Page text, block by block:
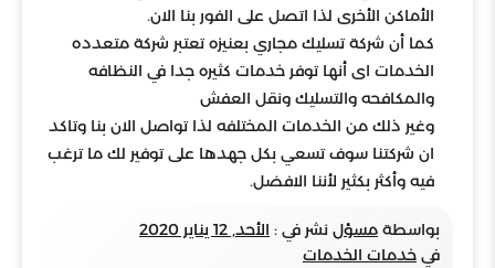
الأماكن الأخرى لذا اتصل على الفور بنا الان.
كما أن شركة تسليك مجاري بعنيزه تعتبر شركة متعدده
الخدمات اى أنها توفر خدمات كثيره جدا في النظافه
والمكافحه والتسليك ونقل العفش
وغير ذلك من الخدمات المختلفه لذا تواصل الان بنا وتاكد
ان شركتنا سوف تسعي بكل جهدها على توفير لك ما ترغب
فيه وأكثر بكثير لأننا الافضل.
بواسطة مسؤل نشر في : الأحد, 12 يناير 2020
في خدمات الخدمات